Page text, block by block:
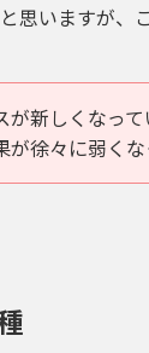
思いますが、
が新しくなっ
が徐々に弱く